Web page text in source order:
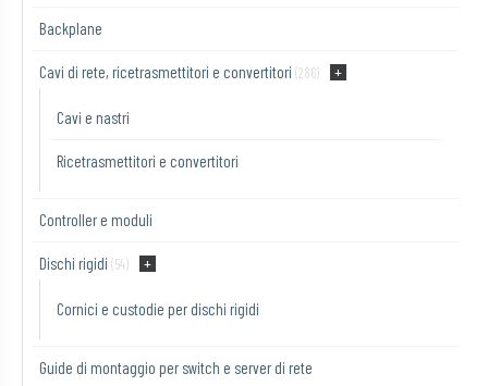
Backplane
Cavi di rete, ricetrasmettitori e convertitori (286)
Cavi e nastri
Ricetrasmettitori e convertitori
Controller e moduli
Dischi rigidi (54)
Cornici e custodie per dischi rigidi
Guide di montaggio per switch e server di rete